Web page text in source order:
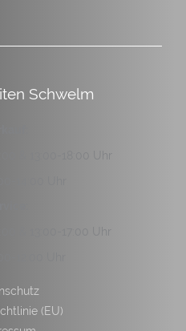
Schwelm
& 13:00-18:00 Uhr
& 13:00-17:00 Uhr
(EU)